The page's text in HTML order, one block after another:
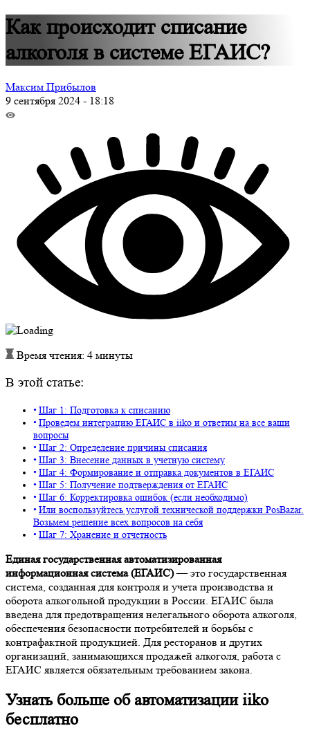
Как происходит списание
алкоголя в системе ЕГАИС?
Максим Прибылов
9 сентября 2024 - 18:18
Время чтения: 4 минуты
В этой статье:
Шаг 1: Подготовка к списанию
Проведем интеграцию ЕГАИС в iiko и ответим на все ваши
вопросы
Шаг 2: Определение причины списания
Шаг 3: Внесение данных в учетную систему
Шаг 4: Формирование и отправка документов в ЕГАИС
Шаг 5: Получение подтверждения от ЕГАИС
Шаг 6: Корректировка ошибок (если необходимо)
Или воспользуйтесь услугой технической поддержки PosBazar.
Возьмем решение всех вопросов на себя
Шаг 7: Хранение и отчетность
Единая государственная автоматизированная
информационная система (ЕГАИС)— это государственная
система, созданная для контроля и учета производства и
оборота алкогольной продукции в России. ЕГАИС была
введена для предотвращения нелегального оборота алкоголя,
обеспечения безопасности потребителей и борьбы с
контрафактной продукцией. Для ресторанов и других
организаций, занимающихся продажей алкоголя, работа с
ЕГАИС является обязательным требованием закона.
Узнать больше об автоматизации iiko
бесплатно